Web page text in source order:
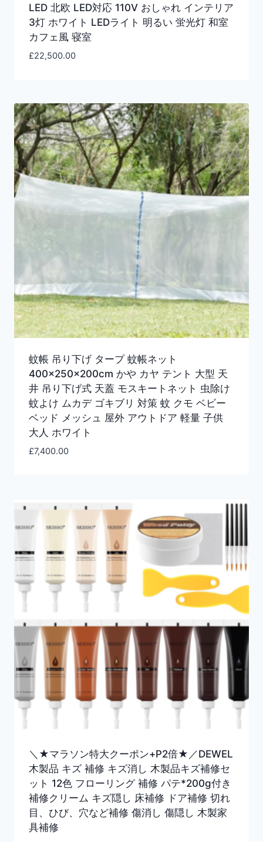
LED 北欧 LED対応 110V おしゃれ インテリア
3灯 ホワイト LEDライト 明るい 蛍光灯 和室
カフェ風 寝室
£22,500.00
蚊帳 吊り下げ タープ 蚊帳ネット
400×250×200cm かや カヤ テント 大型 天
井 吊り下げ式 天蓋 モスキートネット 虫除け
蚊よけ ムカデ ゴキブリ 対策 蚊 クモ ベビー
ベッド メッシュ 屋外 アウトドア 軽量 子供
大人 ホワイト
£7,400.00
＼★マラソン特大クーポン+P2倍★／DEWEL
木製品 キズ 補修 キズ消し 木製品キズ補修セ
ット 12色 フローリング 補修 パテ*200g付き
補修クリーム キズ隠し 床補修 ドア補修 切れ
目、ひび、穴など補修 傷消し 傷隠し 木製家
具補修